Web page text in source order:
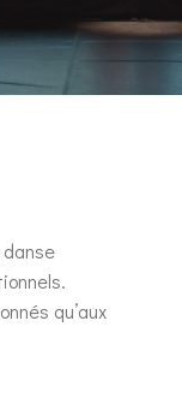
danse
qu’aux